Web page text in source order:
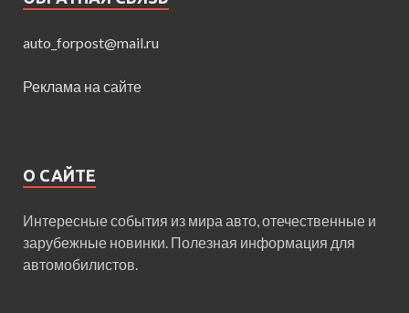
auto_forpost@mail.ru
Реклама на сайте
О САЙТЕ
Интересные события из мира авто, отечественные и
зарубежные новинки. Полезная информация для
автомобилистов.